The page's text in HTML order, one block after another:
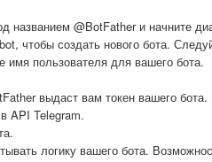
названием @BotFather и начните
чтобы создать нового бота.
имя пользователя для вашего бота.
выдаст вам токен вашего
API Telegram.
логику вашего бота.